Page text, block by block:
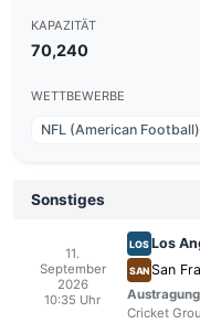
KAPAZITÄT
70,240
WETTBEWERBE
NFL (American Football)
Sonstiges
11.
September
2026
10:35 Uhr
LOS Los
SAN San
Cricket